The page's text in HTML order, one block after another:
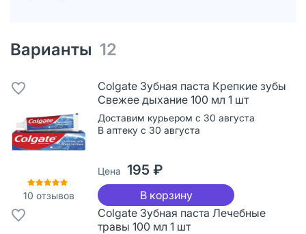
Варианты 12
10 отзывов
Colgate Зубная паста Крепкие зубы
Свежее дыхание 100 мл 1 шт
Доставим курьером с 30 августа
В аптеку с 30 августа
Цена 195 ₽
В корзину
Colgate Зубная паста Лечебные
травы 100 мл 1 шт